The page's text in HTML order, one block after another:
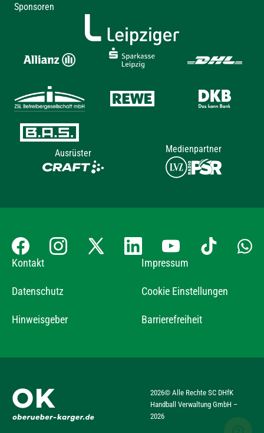
Sponsoren
Ausrüster Medienpartner
Kontakt Impressum
Datenschutz Cookie Einstellungen
Hinweisgeber Barrierefreiheit
2026© Alle Rechte SC DHfK
Handball Verwaltung GmbH –
2026